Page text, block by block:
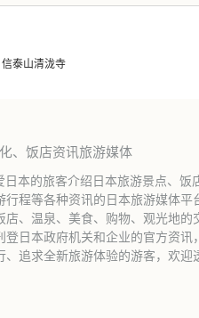
信泰山清泷寺
、饭店资讯旅游媒体
日本的旅客介绍日本旅游景点、饭
行程等各种资讯的日本旅游媒体平
、温泉、美食、购物、观光地的
日本政府机关和企业的官方资讯
追求全新旅游体验的游客，欢迎